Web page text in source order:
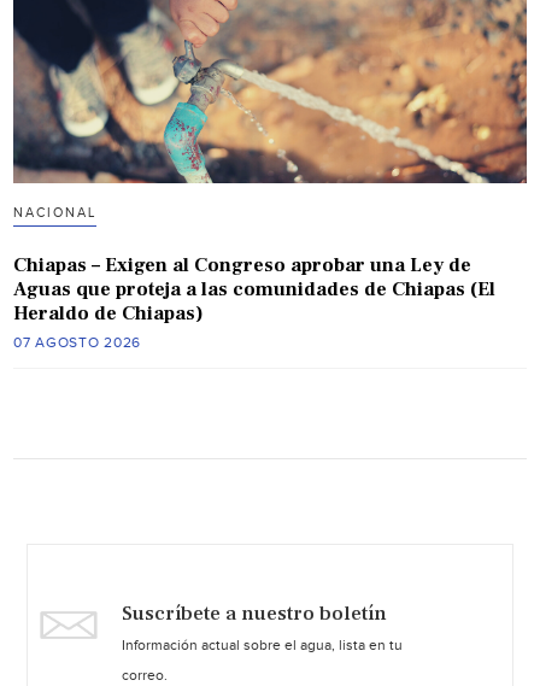
NACIONAL
Chiapas – Exigen al Congreso aprobar una Ley de
Aguas que proteja a las comunidades de Chiapas (El
Heraldo de Chiapas)
07 AGOSTO 2026
Suscríbete a nuestro boletín
Información actual sobre el agua, lista en tu
correo.